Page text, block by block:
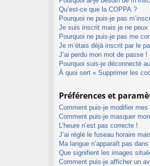
Qu’est-ce que la COPPA ?
Pourquoi ne puis-je pas
Je suis inscrit mais je ne peux
Pourquoi ne puis-je pas me
Je m’étais déjà inscrit par le
J’ai perdu mon mot de passe !
Pourquoi suis-je déconnecté
À quoi sert « Supprimer les
Préférences et
Comment puis-je modifier mes
Comment puis-je masquer
L’heure n’est pas correcte !
J’ai réglé le fuseau horaire
Ma langue n’apparaît pas
Que signifient les images
Comment puis-je afficher un